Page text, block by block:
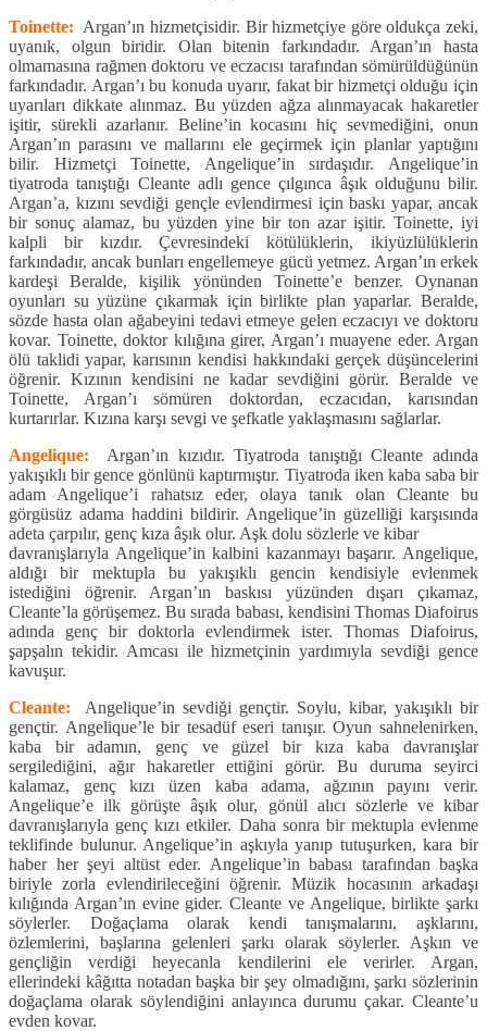
Toinette: Argan’ın hizmetçisidir. Bir hizmetçiye göre oldukça zeki,
uyanık, olgun biridir. Olan bitenin farkındadır. Argan’ın hasta
olmamasına rağmen doktoru ve eczacısı tarafından sömürüldüğünün
farkındadır. Argan’ı bu konuda uyarır, fakat bir hizmetçi olduğu için
uyarıları dikkate alınmaz. Bu yüzden ağza alınmayacak hakaretler
işitir, sürekli azarlanır. Beline’in kocasını hiç sevmediğini, onun
Argan’ın parasını ve mallarını ele geçirmek için planlar yaptığını
bilir. Hizmetçi Toinette, Angelique’in sırdaşıdır. Angelique’in
tiyatroda tanıştığı Cleante adlı gence çılgınca âşık olduğunu bilir.
Argan’a, kızını sevdiği gençle evlendirmesi için baskı yapar, ancak
bir sonuç alamaz, bu yüzden yine bir ton azar işitir. Toinette, iyi
kalpli bir kızdır. Çevresindeki kötülüklerin, ikiyüzlülüklerin
farkındadır, ancak bunları engellemeye gücü yetmez. Argan’ın erkek
kardeşi Beralde, kişilik yönünden Toinette’e benzer. Oynanan
oyunları su yüzüne çıkarmak için birlikte plan yaparlar. Beralde,
sözde hasta olan ağabeyini tedavi etmeye gelen eczacıyı ve doktoru
kovar. Toinette, doktor kılığına girer, Argan’ı muayene eder. Argan
ölü taklidi yapar, karısının kendisi hakkındaki gerçek düşüncelerini
öğrenir. Kızının kendisini ne kadar sevdiğini görür. Beralde ve
Toinette, Argan’ı sömüren doktordan, eczacıdan, karısından
kurtarırlar. Kızına karşı sevgi ve şefkatle yaklaşmasını sağlarlar.
Angelique: Argan’ın kızıdır. Tiyatroda tanıştığı Cleante adında
yakışıklı bir gence gönlünü kaptırmıştır. Tiyatroda iken kaba saba bir
adam Angelique’i rahatsız eder, olaya tanık olan Cleante bu
görgüsüz adama haddini bildirir. Angelique’in güzelliği karşısında
adeta çarpılır, genç kıza âşık olur. Aşk dolu sözlerle ve kibar
davranışlarıyla Angelique’in kalbini kazanmayı başarır. Angelique,
aldığı bir mektupla bu yakışıklı gencin kendisiyle evlenmek
istediğini öğrenir. Argan’ın baskısı yüzünden dışarı çıkamaz,
Cleante’la görüşemez. Bu sırada babası, kendisini Thomas Diafoirus
adında genç bir doktorla evlendirmek ister. Thomas Diafoirus,
şapşalın tekidir. Amcası ile hizmetçinin yardımıyla sevdiği gence
kavuşur.
Cleante: Angelique’in sevdiği gençtir. Soylu, kibar, yakışıklı bir
gençtir. Angelique’le bir tesadüf eseri tanışır. Oyun sahnelenirken,
kaba bir adamın, genç ve güzel bir kıza kaba davranışlar
sergilediğini, ağır hakaretler ettiğini görür. Bu duruma seyirci
kalamaz, genç kızı üzen kaba adama, ağzının payını verir.
Angelique’e ilk görüşte âşık olur, gönül alıcı sözlerle ve kibar
davranışlarıyla genç kızı etkiler. Daha sonra bir mektupla evlenme
teklifinde bulunur. Angelique’in aşkıyla yanıp tutuşurken, kara bir
haber her şeyi altüst eder. Angelique’in babası tarafından başka
biriyle zorla evlendirileceğini öğrenir. Müzik hocasının arkadaşı
kılığında Argan’ın evine gider. Cleante ve Angelique, birlikte şarkı
söylerler. Doğaçlama olarak kendi tanışmalarını, aşklarını,
özlemlerini, başlarına gelenleri şarkı olarak söylerler. Aşkın ve
gençliğin verdiği heyecanla kendilerini ele verirler. Argan,
ellerindeki kâğıtta notadan başka bir şey olmadığını, şarkı sözlerinin
doğaçlama olarak söylendiğini anlayınca durumu çakar. Cleante’u
evden kovar.